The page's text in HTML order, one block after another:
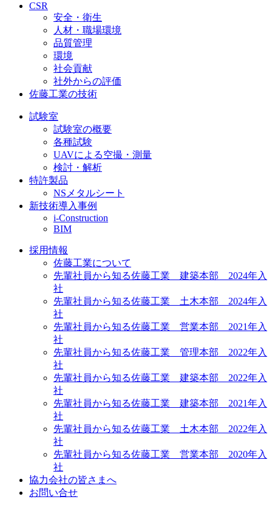
CSR
安全・衛生
人材・職場環境
品質管理
環境
社会貢献
社外からの評価
佐藤工業の技術
試験室
試験室の概要
各種試験
UAVによる空撮・測量
検討・解析
特許製品
NSメタルシート
新技術導入事例
i-Construction
BIM
採用情報
佐藤工業について
先輩社員から知る佐藤工業 建築本部 2024年入
社
先輩社員から知る佐藤工業 土木本部 2024年入
社
先輩社員から知る佐藤工業 営業本部 2021年入
社
先輩社員から知る佐藤工業 管理本部 2022年入
社
先輩社員から知る佐藤工業 建築本部 2022年入
社
先輩社員から知る佐藤工業 建築本部 2021年入
社
先輩社員から知る佐藤工業 土木本部 2022年入
社
先輩社員から知る佐藤工業 営業本部 2020年入
社
協力会社の皆さまへ
お問い合せ